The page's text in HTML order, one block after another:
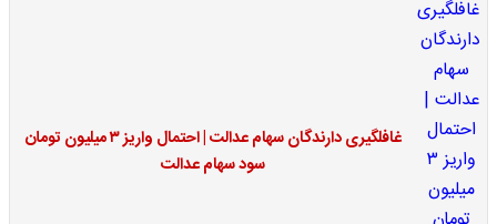
غافلگیری دارندگان سهام عدالت | احتمال واریز ۳ میلیون تومان
سود سهام عدالت